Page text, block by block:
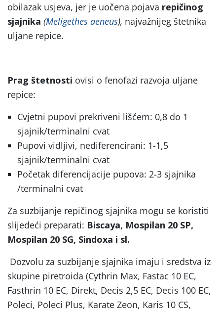
obilazak usjeva, jer je uočena pojava repičinog
sjajnika (Meligethes aeneus), najvažnijeg štetnika
uljane repice.
Prag štetnosti ovisi o fenofazi razvoja uljane
repice:
Cvjetni pupovi prekriveni lišćem: 0,8 do 1
sjajnik/terminalni cvat
Pupovi vidljivi, nediferencirani: 1-1,5
sjajnik/terminalni cvat
Početak diferencijacije pupova: 2-3 sjajnika
/terminalni cvat
Za suzbijanje repičinog sjajnika mogu se koristiti
slijedeći preparati: Biscaya, Mospilan 20 SP,
Mospilan 20 SG, Sindoxa i sl.
Dozvolu za suzbijanje sjajnika imaju i sredstva iz
skupine piretroida (Cythrin Max, Fastac 10 EC,
Fasthrin 10 EC, Direkt, Decis 2,5 EC, Decis 100 EC,
Poleci, Poleci Plus, Karate Zeon, Karis 10 CS,